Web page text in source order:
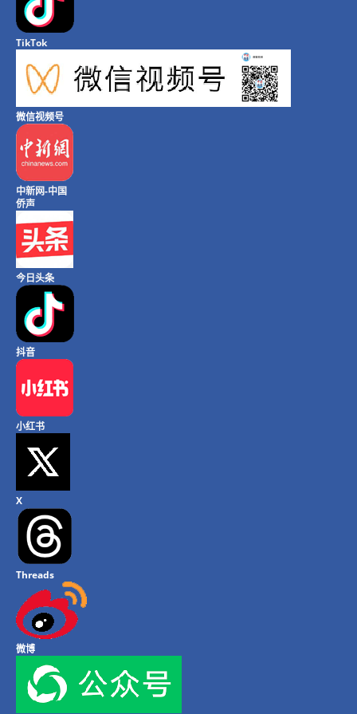
TikTok
微信视频号
中新网-中国
侨声
今日头条
抖音
小红书
X
Threads
微博